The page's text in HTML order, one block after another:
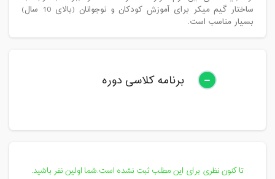
ساختار گیم میکر برای آموزش کودکان و نوجوانان (بالای 10 سال)
بسیار مناسب است.
برنامه کلاسی دوره
تا کنون نظری برای این مطلب ثبت نشده است.شما اولین نفر باشید.